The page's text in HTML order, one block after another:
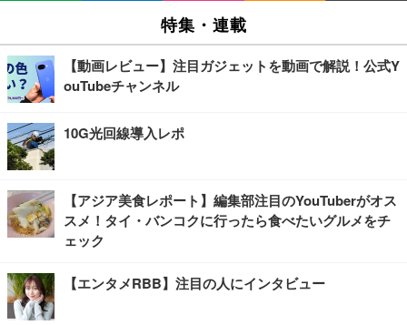
特集・連載
【動画レビュー】注目ガジェットを動画で解説！公式Y
ouTubeチャンネル
10G光回線導入レポ
【アジア美食レポート】編集部注目のYouTuberがオス
スメ！タイ・バンコクに行ったら食べたいグルメをチ
ェック
【エンタメRBB】注目の人にインタビュー